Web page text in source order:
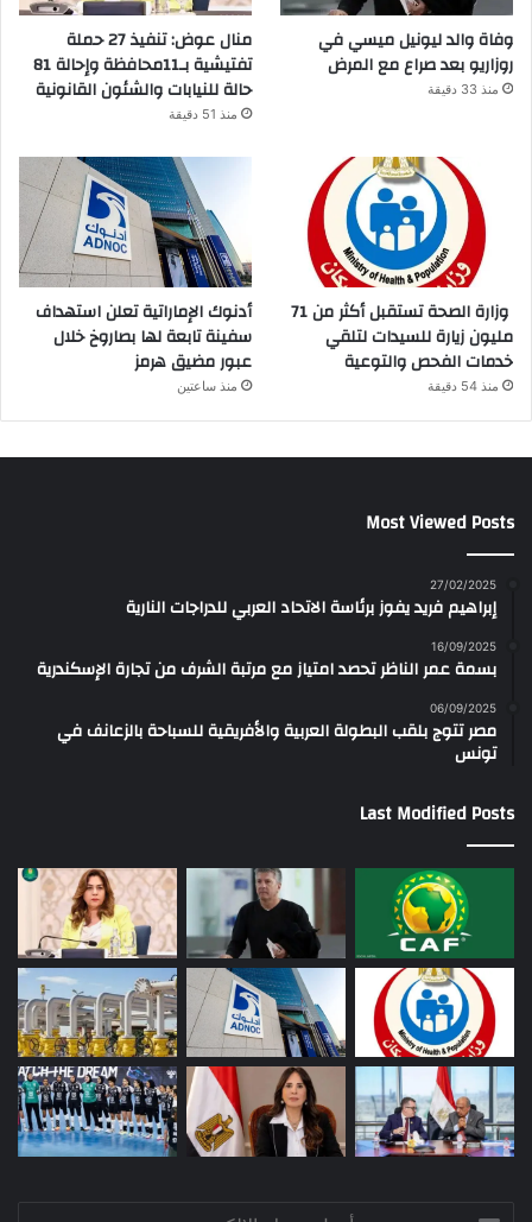
وفاة والد ليونيل ميسي في
روزاريو بعد صراع مع المرض
منذ 33 دقيقة
منال عوض: تنفيذ 27 حملة
تفتيشية بـ11محافظة وإحالة 81
حالة للنيابات والشئون القانونية
منذ 51 دقيقة
وزارة الصحة تستقبل أكثر من 71
مليون زيارة للسيدات لتلقي
خدمات الفحص والتوعية
منذ 54 دقيقة
أدنوك الإماراتية تعلن استهداف
سفينة تابعة لها بصاروخ خلال
عبور مضيق هرمز
منذ ساعتين
Most Viewed Posts
27/02/2025
إبراهيم فريد يفوز برئاسة الاتحاد العربي للدراجات النارية
16/09/2025
بسمة عمر الناظر تحصد امتياز مع مرتبة الشرف من تجارة الإسكندرية
06/09/2025
مصر تتوج بلقب البطولة العربية والأفريقية للسباحة بالزعانف في
تونس
Last Modified Posts